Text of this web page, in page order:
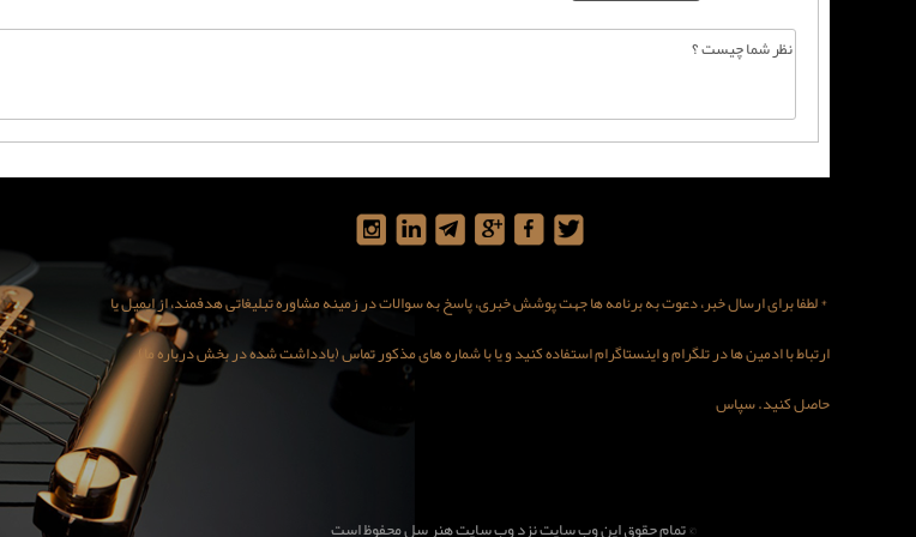
* لطفا برای ارسال خبر، دعوت به برنامه ها جهت پوشش خبری، پاسخ به سوالات در زمینه مشاوره تبلیغاتی هدفمند، از ایمیل یا
ارتباط با ادمین ها در تلگرام و اینستاگرام استفاده کنید و یا با شماره های مذکور تماس (یادداشت شده در بخش درباره ما)
حاصل کنید. سپاس
© تمام حقوق این وب سایت نزد وب سایت هنر سل محفوظ است